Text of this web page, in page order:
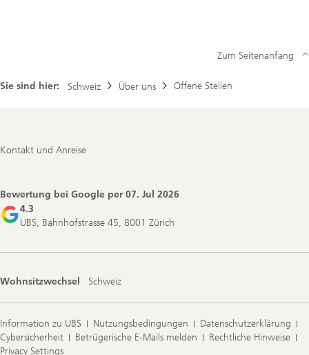
Sie sind hier: Schweiz Über uns Offene Stellen
Zum Seitenanfang
Navigation
Kontakt und Anreise
Bewertung bei Google per07. Jul 2026
4.3
UBS, Bahnhofstrasse 45, 8001 Zürich
Wohnsitzwechsel Schweiz
Information zu UBS Nutzungsbedingungen
Datenschutzerklärung
Cybersicherheit
Betrügerische E-Mails melden
Rechtliche Hinweise
Privacy Settings